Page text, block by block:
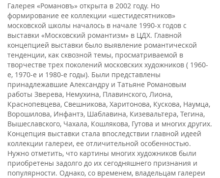
Галерея «Романовъ» открыта в 2002 году. Но
формирование ее коллекции «шестидесятников»
московской школы началось в начале 1990-х годов с
выставки «Московский романтизм» в ЦДХ. Главной
концепцией выставки было выявление романтической
тенденции, как сквозной темы, просматриваемой в
творчестве трех поколений московских художников ( 1960-
е, 1970-е и 1980-е годы). Были представлены
принадлежавшие Александру и Татьяне Романовым
работы Зверева, Немухина, Плавинского, Лиона,
Краснопевцева, Свешникова, Харитонова, Кускова, Наумца,
Ворошилова, Инфантэ, Шаблавина, Кизевальтера, Тегина,
Вышеславского, Чахала, Кошлякова, Гутова и многих других.
Концепция выставки стала впоследствии главной идеей
коллекции галереи, ее отличительной особенностью.
Нужно отметить, что картины многих художников были
приобретены задолго до их сегодняшнего признания и
популярности. Однако, со временем, владельцам галереи